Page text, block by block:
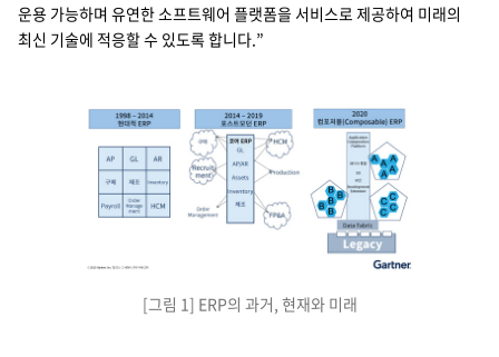
운용 가능하며 유연한 소프트웨어 플랫폼을 서비스로 제공하여 미래의
최신 기술에 적응할 수 있도록 합니다.”
[그림 1] ERP의 과거, 현재와 미래